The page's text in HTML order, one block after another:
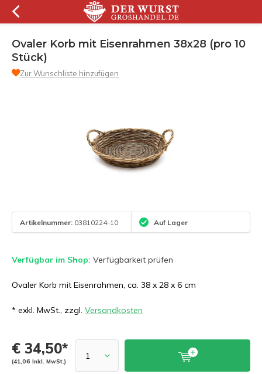
Ovaler Korb mit Eisenrahmen 38x28 (pro 10
Stück)
Zur Wunschliste hinzufügen
Artikelnummer: 03810224-10 Auf Lager
Verfügbar im Shop: Verfügbarkeit prüfen
Ovaler Korb mit Eisenrahmen, ca. 38 x 28 x 6 cm
* exkl. MwSt., zzgl. Versandkosten
€ 34,50*
(41,06 Inkl. MwSt.)